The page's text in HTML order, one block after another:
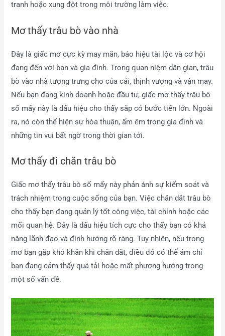
tranh hoặc xung đột trong môi trường làm việc.
Mơ thấy trâu bò vào nhà
Đây là giấc mơ cực kỳ may mắn, báo hiệu tài lộc và cơ hội
đang đến với bạn và gia đình. Trong quan niệm dân gian, trâu
bò vào nhà tượng trưng cho của cải, thịnh vượng và vận may.
Nếu bạn đang kinh doanh hoặc đầu tư, giấc mơ thấy trâu bò
số mấy này là dấu hiệu cho thấy sắp có bước tiến lớn. Ngoài
ra, nó còn thể hiện sự hòa thuận, ấm êm trong gia đình và
những tin vui bất ngờ trong thời gian tới.
Mơ thấy đi chăn trâu bò
Giấc mơ thấy trâu bò số mấy này phản ánh sự kiểm soát và
trách nhiệm trong cuộc sống của bạn. Việc chăn dắt trâu bò
cho thấy bạn đang quản lý tốt công việc, tài chính hoặc các
mối quan hệ. Đây là dấu hiệu tích cực cho thấy bạn có khả
năng lãnh đạo và định hướng rõ ràng. Tuy nhiên, nếu trong
mơ bạn gặp khó khăn khi chăn dắt, điều đó có thể ám chỉ
bạn đang cảm thấy quá tải hoặc mất phương hướng trong
một số vấn đề.